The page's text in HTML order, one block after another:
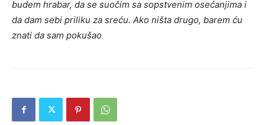
budem hrabar, da se suočim sa sopstvenim osećanjima i
da dam sebi priliku za sreću. Ako ništa drugo, barem ću
znati da sam pokušao